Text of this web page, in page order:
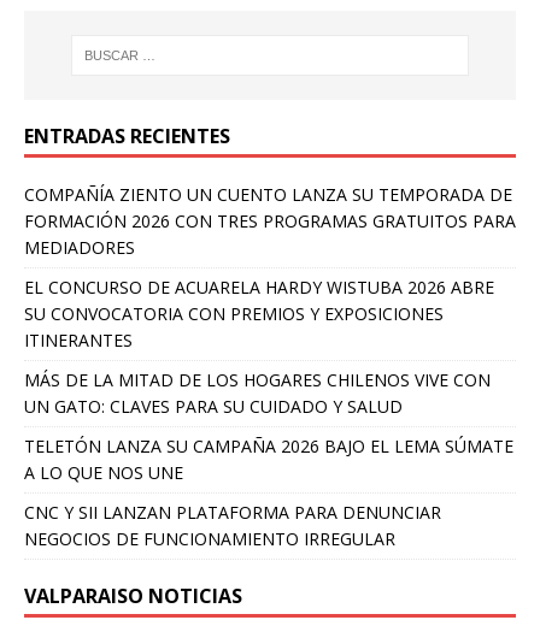
ENTRADAS RECIENTES
COMPAÑÍA ZIENTO UN CUENTO LANZA SU TEMPORADA DE
FORMACIÓN 2026 CON TRES PROGRAMAS GRATUITOS PARA
MEDIADORES
EL CONCURSO DE ACUARELA HARDY WISTUBA 2026 ABRE
SU CONVOCATORIA CON PREMIOS Y EXPOSICIONES
ITINERANTES
MÁS DE LA MITAD DE LOS HOGARES CHILENOS VIVE CON
UN GATO: CLAVES PARA SU CUIDADO Y SALUD
TELETÓN LANZA SU CAMPAÑA 2026 BAJO EL LEMA SÚMATE
A LO QUE NOS UNE
CNC Y SII LANZAN PLATAFORMA PARA DENUNCIAR
NEGOCIOS DE FUNCIONAMIENTO IRREGULAR
VALPARAISO NOTICIAS